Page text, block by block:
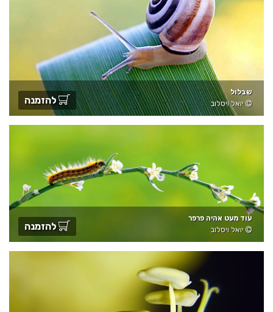
שבלול
יואל ויסלוב
להזמנה
עוד מעט אהיה פרפר
יואל ויסלוב
להזמנה